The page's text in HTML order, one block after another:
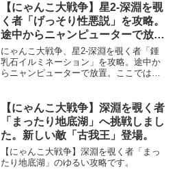
【にゃんこ大戦争】星2-深淵を覗
く者「げっそり性悪説」を攻略。
途中からニャンピューターで放
置。
にゃんこ大戦争、星2-深淵を覗く者「鍾
乳石イルミネーション」を攻略。途中か
らニャンピューターで放置。ここでは、
でした。
【にゃんこ大戦争】深淵を覗く者
「まったり地底湖」へ挑戦しまし
た。新しい敵「古我王」登場。
【にゃんこ大戦争】深淵を覗く者「まっ
たり地底湖」のゆるい攻略です。